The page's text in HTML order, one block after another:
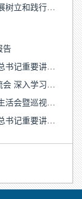
李希在中央纪委常委会会议上强调 扎实开展树立和践行正确政绩观学习教育 当好党和人民的忠诚卫士
告
兵团纪委常委会召开会议 传达学习习近平总书记重要讲话重要文章精神 研究安排兵团纪检监察系统贯彻落实工作（2月27日）
兵团纪委理论学习中心组举行集体学习交流会 深入学习贯彻习近平总书记在二十届中央纪委五次全会上的重要讲话精神和全会精神
兵团纪委监委领导班子召开2025年度民主生活会暨巡视整改专题民主生活会
兵团纪委常委会召开会议 传达学习习近平总书记重要讲话重要文章精神 研究安排兵团纪检监察系统贯彻落实工作